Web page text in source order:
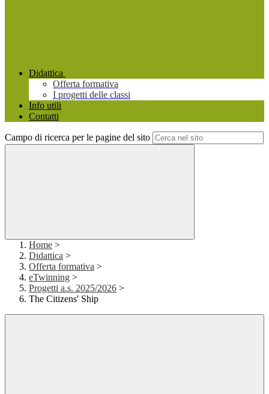
Didattica
Offerta formativa
I progetti delle classi
Info utili
Contatti
Campo di ricerca per le pagine del sito
Home >
Didattica >
Offerta formativa >
eTwinning >
Progetti a.s. 2025/2026 >
The Citizens' Ship